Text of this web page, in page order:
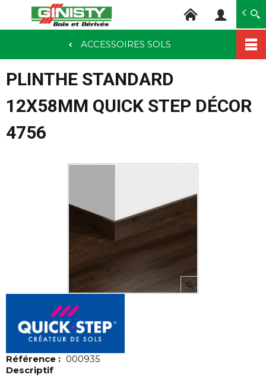
au
contenu
ACCESSOIRES SOLS
PLINTHE STANDARD
12X58MM QUICK STEP DÉCOR
4756
Référence : 000935
Descriptif